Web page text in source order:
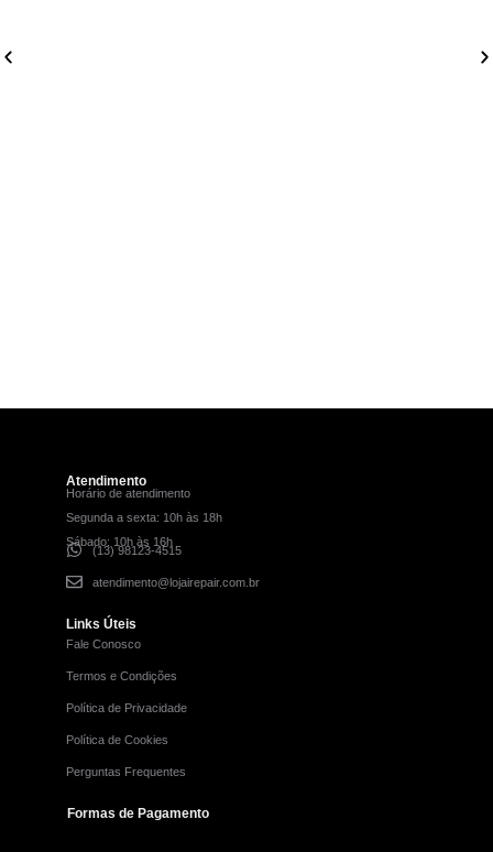
Atendimento
Horário de atendimento
Segunda a sexta: 10h às 18h
Sábado: 10h às 16h
(13) 98123-4515
atendimento@lojairepair.com.br
Links Úteis
Fale Conosco
Termos e Condições
Política de Privacidade
Política de Cookies
Perguntas Frequentes
Formas de Pagamento